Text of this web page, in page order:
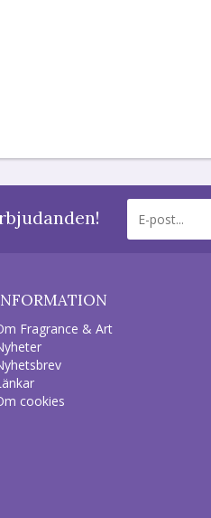
Fragrance & Art
cookies